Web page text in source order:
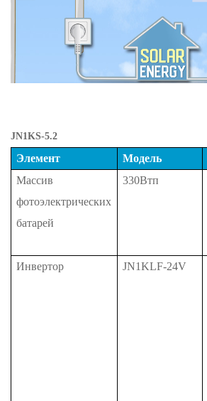
JN1KS-5.2
Элемент Модель
Массив
фотоэлектрических
батарей
330Втп
Инвертор
JN1KLF-24V